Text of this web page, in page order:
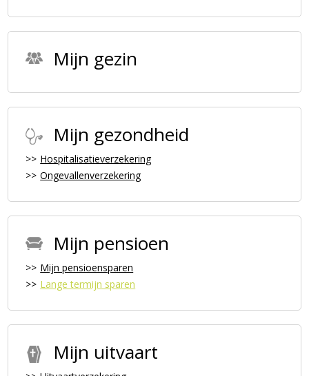
Mijn gezin
Mijn gezondheid
Hospitalisatieverzekering
Ongevallenverzekering
Mijn pensioen
Mijn pensioensparen
Lange termijn sparen
Mijn uitvaart